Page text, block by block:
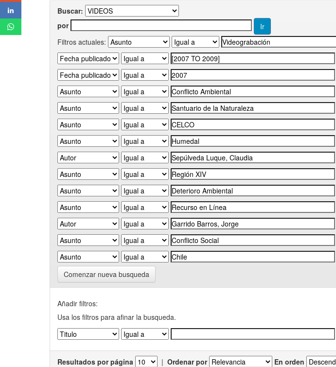
Buscar:
por
Filtros actuales:
Comenzar nueva busqueda
Añadir filtros:
Usa los filtros para afinar la busqueda.
Resultados por página | Ordenar por En orden